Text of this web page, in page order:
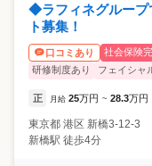
◆ラフィネグループ
ト募集！
口コミあり 社会保険
研修制度あり
フェイシャ
正 月給 25万円 ~ 28.3万円
東京都 港区 新橋3-12-3
新橋駅 徒歩4分